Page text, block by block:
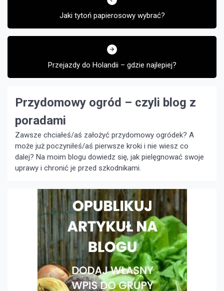
Jaki tytoń papierosowy wybrać?
Przejazdy do Holandii – gdzie najlepiej?
Przydomowy ogród – czyli blog z
poradami
Zawsze chciałeś/aś założyć przydomowy ogródek? A
może już poczyniłeś/aś pierwsze kroki i nie wiesz co
dalej? Na moim blogu dowiedz się, jak pielęgnować swoje
uprawy i chronić je przed szkodnikami.